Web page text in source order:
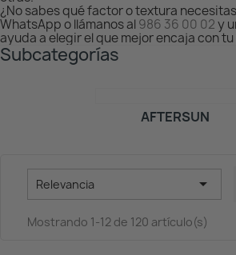
¿No sabes qué factor o textura
WhatsApp o llámanos al 986 36 00 02y
ayuda a elegir el que mejor encaja con
Subcategorías
AFTERSUN
Relevancia 
Mostrando 1-12 de 120 artículo(s)